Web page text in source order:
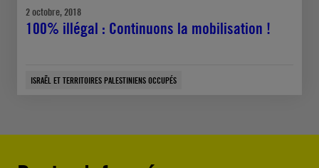
2 octobre, 2018
100% illégal : Continuons la mobilisation !
ISRAËL ET TERRITOIRES PALESTINIENS OCCUPÉS